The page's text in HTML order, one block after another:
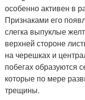
особенно активен в
Признаками его
слегка выпуклые
верхней стороне
на черешках и
побегах образуются
которые по мере
трещины.